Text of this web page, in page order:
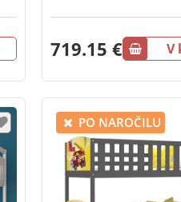
719.15 € V
PO NAROČILU